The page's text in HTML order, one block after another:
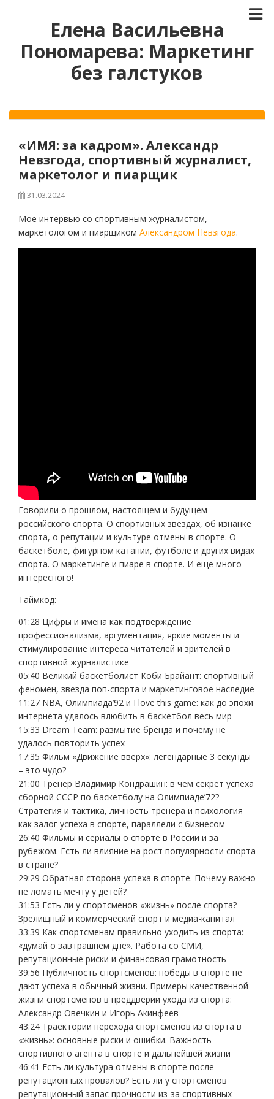
Елена Васильевна
Пономарева: Маркетинг
без галстуков
«ИМЯ: за кадром». Александр
Невзгода, спортивный журналист,
маркетолог и пиарщик
31.03.2024
Мое интервью со спортивным журналистом,
маркетологом и пиарщиком Александром Невзгода.
Говорили о прошлом, настоящем и будущем
российского спорта. О спортивных звездах, об изнанке
спорта, о репутации и культуре отмены в спорте. О
баскетболе, фигурном катании, футболе и других видах
спорта. О маркетинге и пиаре в спорте. И еще много
интересного!
Таймкод:
01:28 Цифры и имена как подтверждение
профессионализма, аргументация, яркие моменты и
стимулирование интереса читателей и зрителей в
спортивной журналистике
05:40 Великий баскетболист Коби Брайант: спортивный
феномен, звезда поп-спорта и маркетинговое наследие
11:27 NBA, Олимпиада’92 и I love this game: как до эпохи
интернета удалось влюбить в баскетбол весь мир
15:33 Dream Team: размытие бренда и почему не
удалось повторить успех
17:35 Фильм «Движение вверх»: легендарные 3 секунды
– это чудо?
21:00 Тренер Владимир Кондрашин: в чем секрет успеха
сборной СССР по баскетболу на Олимпиаде’72?
Стратегия и тактика, личность тренера и психология
как залог успеха в спорте, параллели с бизнесом
26:40 Фильмы и сериалы о спорте в России и за
рубежом. Есть ли влияние на рост популярности спорта
в стране?
29:29 Обратная сторона успеха в спорте. Почему важно
не ломать мечту у детей?
31:53 Есть ли у спортсменов «жизнь» после спорта?
Зрелищный и коммерческий спорт и медиа-капитал
33:39 Как спортсменам правильно уходить из спорта:
«думай о завтрашнем дне». Работа со СМИ,
репутационные риски и финансовая грамотность
39:56 Публичность спортсменов: победы в спорте не
дают успеха в обычный жизни. Примеры качественной
жизни спортсменов в преддверии ухода из спорта:
Александр Овечкин и Игорь Акинфеев
43:24 Траектории перехода спортсменов из спорта в
«жизнь»: основные риски и ошибки. Важность
спортивного агента в спорте и дальнейшей жизни
46:41 Есть ли культура отмены в спорте после
репутационных провалов? Есть ли у спортсменов
репутационный запас прочности из-за спортивных